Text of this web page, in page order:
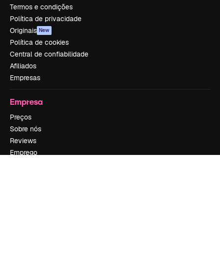
Termos e condições
Política de privacidade
Originais New
Política de cookies
Central de confiabilidade
Afiliados
Empresas
Empresa
Preços
Sobre nós
Reviews
Emprego